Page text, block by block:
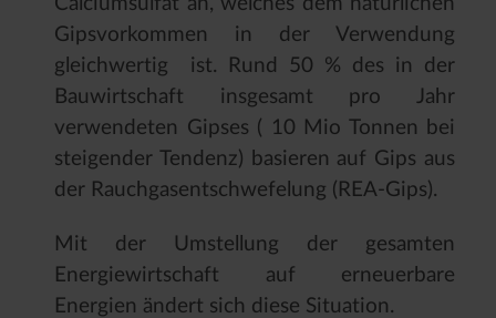
Gipsvorkommen in der Verwendung
gleichwertig ist. Rund 50 % des in der
Bauwirtschaft insgesamt pro Jahr
verwendeten Gipses ( 10 Mio Tonnen bei
steigender Tendenz) basieren auf Gips aus
der Rauchgasentschwefelung (REA-Gips).
Mit der Umstellung der gesamten
Energiewirtschaft auf erneuerbare
Energien ändert sich diese Situation.